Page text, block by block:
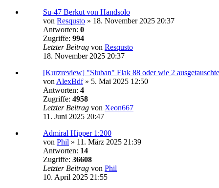
Su-47 Berkut von Handsolo
von Resqusto » 18. November 2025 20:37
Antworten: 0
Zugriffe: 994
Letzter Beitrag von Resqusto
18. November 2025 20:37
[Kurzreview] "Sluban" Flak 88 oder wie 2
von AlexBdf» 5. Mai 2025 12:50
Antworten: 4
Zugriffe: 4958
Letzter Beitrag von Xeon667
11. Juni 2025 20:47
Admiral Hipper 1:200
von Phil » 11. März 2025 21:39
Antworten: 14
Zugriffe: 36608
Letzter Beitrag von Phil
10. April 2025 21:55